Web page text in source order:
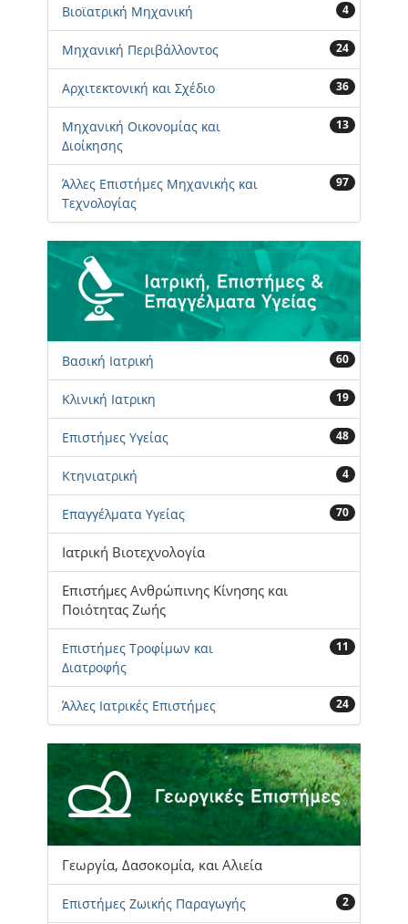
Βιοϊατρική Μηχανική 4
Μηχανική Περιβάλλοντος 24
Αρχιτεκτονική και Σχέδιο 36
Μηχανική Οικονομίας και
Διοίκησης
13
Άλλες Επιστήμες Μηχανικής και
Τεχνολογίας
97
Βασική Ιατρική 60
Κλινική Ιατρικη 19
Επιστήμες Υγείας 48
Κτηνιατρική 4
Επαγγέλματα Υγείας 70
Ιατρική Βιοτεχνολογία
Επιστήμες Ανθρώπινης Κίνησης και
Ποιότητας Ζωής
Επιστήμες Τροφίμων και
Διατροφής
11
Άλλες Ιατρικές Επιστήμες 24
Γεωργία, Δασοκομία, και Αλιεία
Επιστήμες Ζωικής Παραγωγής 2